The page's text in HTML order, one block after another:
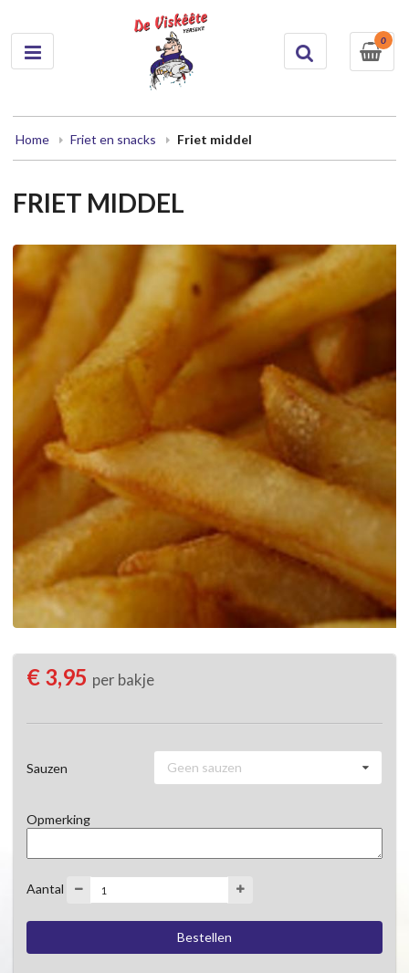
0
Home Friet en snacks Friet middel
FRIET MIDDEL
€ 3,95 per bakje
Sauzen Geen sauzen
Opmerking
Aantal